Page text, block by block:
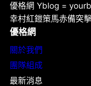
優格網 Yblog =
幸村紅鎧策馬赤備突
優格網
關於我們
團隊組成
最新消息